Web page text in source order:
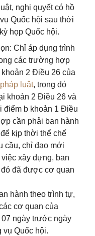
nghị quyết có hồ
Quốc hội sau thời
họp Quốc hội.
Chỉ áp dụng trình
các trường hợp
2 Điều 26 của
luật, trong đó
khoản 2 Điều 26 và
điểm b khoản 1 Điều
cần phải ban hành
kịp thời thể chế
cầu, chỉ đạo mới
xây dựng, ban
đó đã được cơ quan
hành theo trình tự,
cơ quan của
07 ngày trước ngày
vụ Quốc hội.